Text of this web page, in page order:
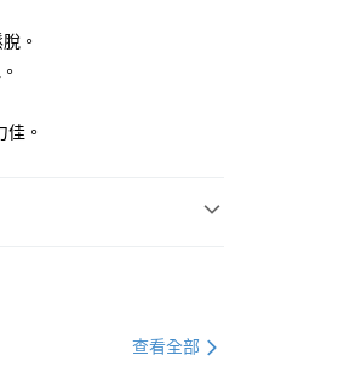
。
。
查看全部